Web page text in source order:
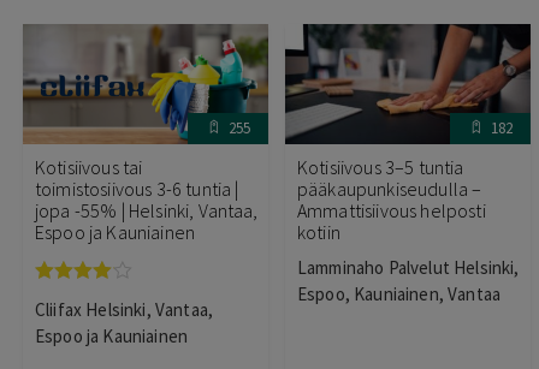
255
Kotisiivous tai
toimistosiivous 3-6 tuntia |
jopa -55% | Helsinki, Vantaa,
Espoo ja Kauniainen
tuotteesta:
4.00/ 5
Cliifax Helsinki, Vantaa,
Espoo ja Kauniainen
182
Kotisiivous 3–5 tuntia
pääkaupunkiseudulla –
Ammattisiivous helposti
kotiin
Lamminaho Palvelut Helsinki,
Espoo, Kauniainen, Vantaa